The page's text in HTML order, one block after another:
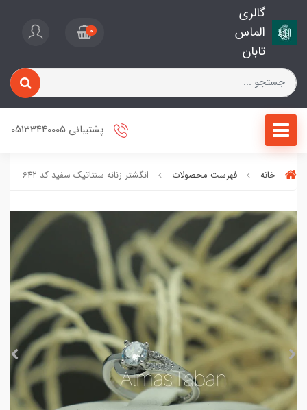
گالری
الماس
تابان
0
پشتیبانی 05133440005
خانه فهرست محصولات انگشتر زنانه سنتاتیک سفید کد 64۲